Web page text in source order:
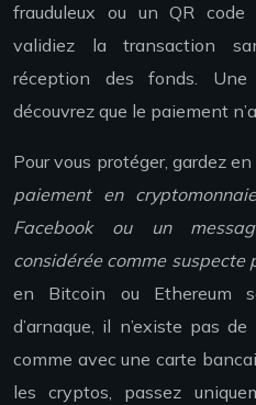
frauduleux ou un QR
validiez la transaction
réception des fonds.
découvrez que le paiement
Pour vous protéger, gardez
paiement en
Facebook ou un
considérée comme suspecte
en Bitcoin ou Ethereum
d’arnaque, il n’existe pas
comme avec une carte
les cryptos, passez